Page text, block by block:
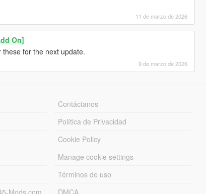
11 de marzo de 2026
On]
for the next update.
9 de marzo de 2026
Mods.com
Contáctanos
Política de Privacidad
Cookie Policy
Manage cookie settings
Términos de uso
DMCA